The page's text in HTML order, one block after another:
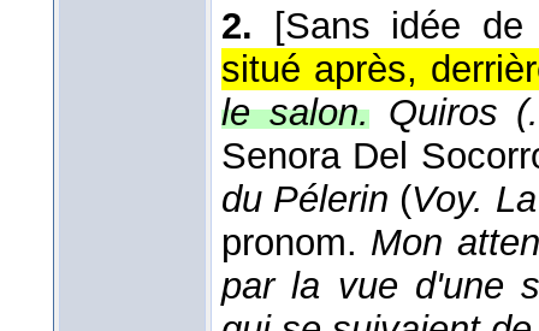
2.
[Sans idée de
situé après,
le salon. Quiros
Senora Del
du Pélerin (Voy.
pronom. Mon
par la vue d'une